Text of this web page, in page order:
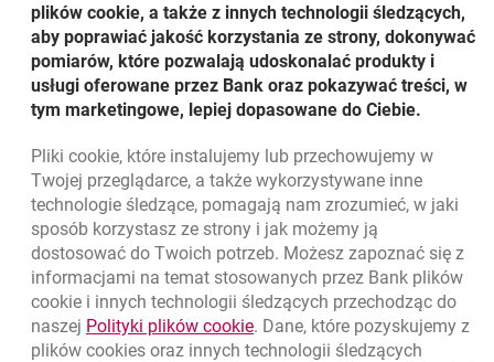
Szczegółowe informacje oraz warunki korzystania z usługi
wielowalutowej i przewalutowania dostępne są w Regulaminie
ogólnym świadczenia usług bankowych dla osób fizycznych w
Banku Millennium S.A. oraz Cenniku usług – karty debetowe
dostępnym w naszych placówkach i na naszej stronie
www.bankmillennium.pl
otwiera się w nowej karcie
Nawigacja dolna
Zadzwoń do nas
801 331 331
(+48) 22 598 40 40
Migam
plików cookie, a także z innych technologii śledzących,
aby poprawiać jakość korzystania ze strony, dokonywać
pomiarów, które pozwalają udoskonalać produkty i
usługi oferowane przez Bank oraz pokazywać treści, w
tym marketingowe, lepiej dopasowane do Ciebie.
Pliki cookie, które instalujemy lub przechowujemy w
Twojej przeglądarce, a także wykorzystywane inne
technologie śledzące, pomagają nam zrozumieć, w jaki
sposób korzystasz ze strony i jak możemy ją
dostosować do Twoich potrzeb. Możesz zapoznać się z
informacjami na temat stosowanych przez Bank plików
cookie i innych technologii śledzących przechodząc do
naszej Polityki plików cookielink otwiera się w nowym oknie
. Dane, które pozyskujemy z
plików cookies oraz innych technologii śledzących